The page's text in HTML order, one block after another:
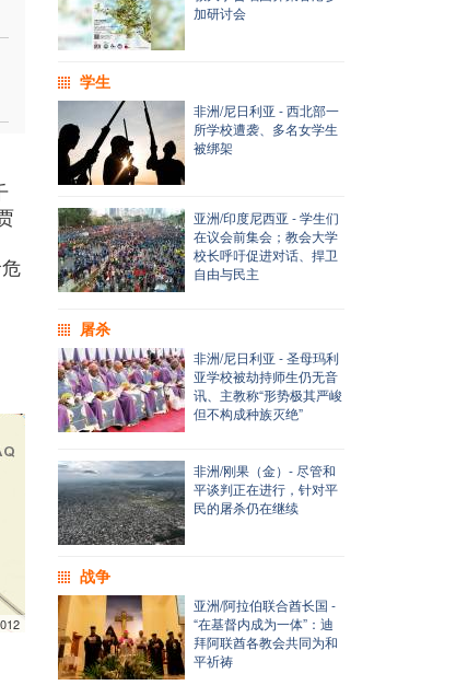
加研讨会
学生
非洲/尼日利亚 - 西北部一
所学校遭袭、多名女学生
被绑架
亚洲/印度尼西亚 - 学生们
在议会前集会；教会大学
校长呼吁促进对话、捍卫
自由与民主
屠杀
非洲/尼日利亚 - 圣母玛利
亚学校被劫持师生仍无音
讯、主教称“形势极其严峻
但不构成种族灭绝”
非洲/刚果（金）- 尽管和
平谈判正在进行，针对平
民的屠杀仍在继续
战争
亚洲/阿拉伯联合酋长国 -
“在基督内成为一体”：迪
拜阿联酋各教会共同为和
平祈祷